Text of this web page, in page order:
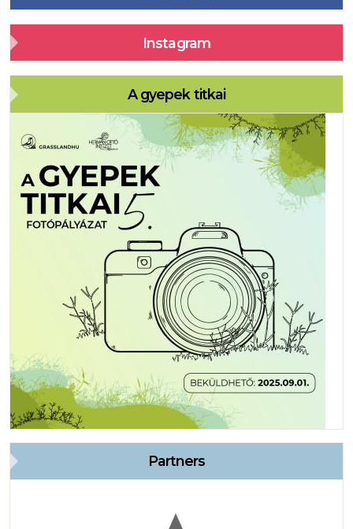
Instagram
A gyepek titkai
Partners